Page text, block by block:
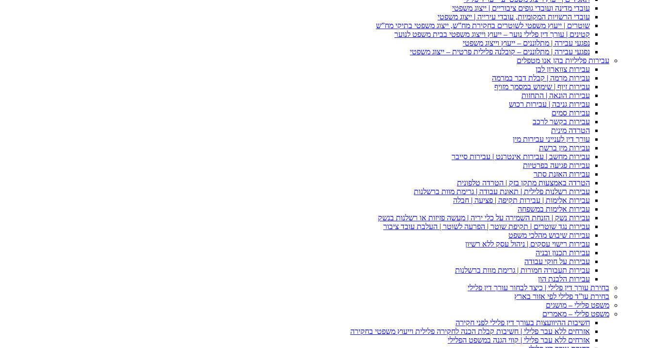
עובדי מדינה ועובדי גופים ציבוריים | ייצוג משפטי
עובדי הרשויות המקומיות, עובדי עירייה | ייצוג משפטי
שוטרים | ייעוץ משפטי לשוטרים בחקירת מח”ש, ייצוג משפטי בתיקי מח”ש
קטינים | עורך דין פלילי נוער – ייעוץ וייצוג משפטי בבית משפט לנוער
נפגעי עבירה | מתלוננים – ייעוץ וייצוג משפטי
נפגעי עבירה | מתלוננים – קובלנה פלילית פרטית – ייצוג משפטי
עבירות פליליות בהן אנו מטפלים
עבירות צווארון לבן
עבירות מרמה | קבלת דבר במרמה
עבירות זיוף | שימוש במסמך מזויף
עבירות הונאה | התחזות
עבירות גניבה | עבירות רכוש
עבירות סמים
עבירות בקשר לרכב
הטרדה מינית
עורך דין לענייני עבירות מין
עבירות מין ברשת
עבירות מחשב | עבירות אינטרנט | עבירות סייבר
עבירות פגיעה בפרטיות
עבירות האזנת סתר
הטרדה באמצעות מתקן בזק | הטרדה טלפונית
עבירות רשלנות פלילית | תאונת עבודה | גרימת מוות ברשלנות
עבירות אלימות | עבירות תקיפה | פציעה | חבלה
עבירות אלימות במשפחה
עבירות נשק | הזנחת השמירה על כלי יריה | מעשה פזיזות או רשלנות בנשק
עבירות נגד שוטרים | תקיפת שוטר | הפרעה לשוטר | העלבת עובד ציבור
עבירות שיבוש מהלכי משפט
עבירות רישוי עסקים | ניהול עסק ללא רשיון
עבירות תכנון ובניה
עבירות על חוקי עבודה
עבירות תעבורה חמורות | גרימת מוות ברשלנות
עבירות הלבנת הון
בחירת עורך דין פלילי | כיצד לבחור עורך דין פלילי
בחירת עו”ד פלילי לפי אזור בארץ
משפט פלילי – מושגים
משפט פלילי – מאמרים
חשיבות ההיוועצות בעורך דין פלילי לפני חקירה
אזרחים ללא עבר פלילי | חשיבות קבלת הכנה לחקירה פלילית וייעוץ משפטי בחקירה
אזרחים ללא עבר פלילי | קווי הגנה במשפט הפלילי